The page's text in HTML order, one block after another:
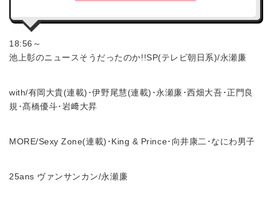
18:56～
池上彰のニュースそうだったのか!!SP(テレビ朝日系)/永瀬廉
with/有岡大貴(連載)･伊野尾慧(連載)･永瀬廉･西畑大吾･正門良
規･髙橋優斗･岩﨑大昇
MORE/Sexy Zone(連載)･King & Prince･向井康二･なにわ男子
25ans ヴァンサンカン/永瀬廉